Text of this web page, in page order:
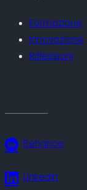
Formazione
Innovazione
Riflessioni
Behance
Linkedin